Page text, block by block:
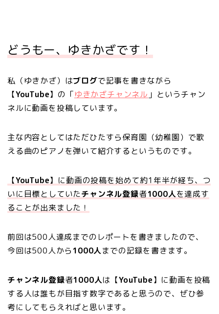
どうもー、ゆきかざです！
私（ゆきかざ）はブログで記事を書きながら
【YouTube】の「ゆきかざチャンネル 」というチャン
ネルに動画を投稿しています。
主な内容としてはただひたすら保育園（幼稚園）で歌
える曲のピアノを弾いて紹介するというものです。
【YouTube】に動画の投稿を始めて約1年半が経ち、つ
いに目標としていたチャンネル登録者1000人を達成す
ることが出来ました！
前回は500人達成までのレポートを書きましたので、
今回は500人から 1000人までの記録を書きます。
チャンネル登録者1000人は【YouTube】に動画を投稿
する人は誰もが目指す数字であると思うので、ぜひ参
考にしてもらえればと思います。